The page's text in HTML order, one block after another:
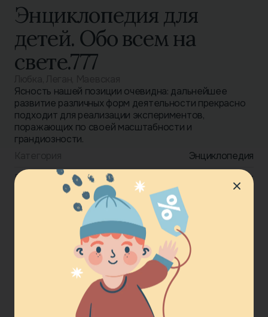
Энциклопедия для
детей. Обо всем на
свете.777
Ясность нашей позиции очевидна: дальнейшее
развитие различных форм деятельности прекрасно
подходит для реализации экспериментов,
поражающих по своей масштабности и
грандиозности.
Энциклопедия
Возраст
3-5 лет
Электронная книга
20.00 £
Купить сейчас